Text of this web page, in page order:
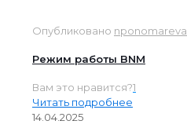
Опубликовано nponomareva
Режим работы BNM
Вам это нравится?1
Читать подробнее
14.04.2025